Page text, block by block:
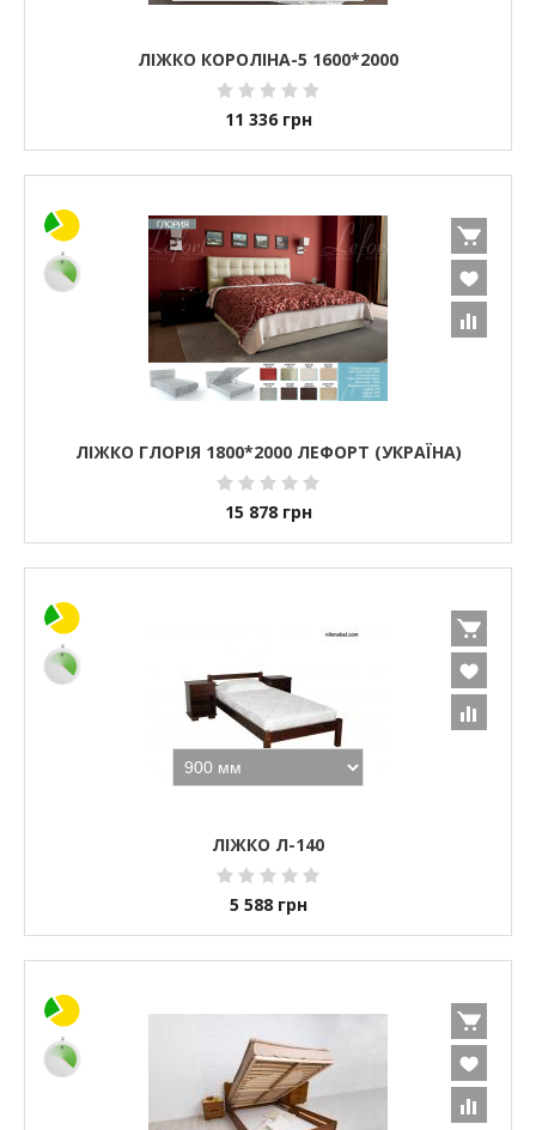
ЛІЖКО КОРОЛІНА-5 1600*2000
11 336 грн
ЛІЖКО ГЛОРІЯ 1800*2000 ЛЕФОРТ (УКРАЇНА)
15 878 грн
ЛІЖКО Л-140
5 588 грн